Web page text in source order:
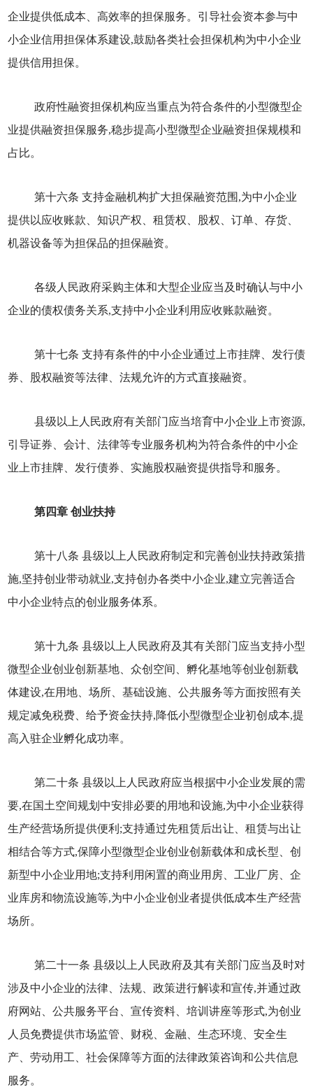
企业提供低成本、高效率的担保服务。引导社会资本参与中
小企业信用担保体系建设,鼓励各类社会担保机构为中小企业
提供信用担保。
政府性融资担保机构应当重点为符合条件的小型微型企
业提供融资担保服务,稳步提高小型微型企业融资担保规模和
占比。
第十六条 支持金融机构扩大担保融资范围,为中小企业
提供以应收账款、知识产权、租赁权、股权、订单、存货、
机器设备等为担保品的担保融资。
各级人民政府采购主体和大型企业应当及时确认与中小
企业的债权债务关系,支持中小企业利用应收账款融资。
第十七条 支持有条件的中小企业通过上市挂牌、发行债
券、股权融资等法律、法规允许的方式直接融资。
县级以上人民政府有关部门应当培育中小企业上市资源,
引导证券、会计、法律等专业服务机构为符合条件的中小企
业上市挂牌、发行债券、实施股权融资提供指导和服务。
第四章 创业扶持
第十八条 县级以上人民政府制定和完善创业扶持政策措
施,坚持创业带动就业,支持创办各类中小企业,建立完善适合
中小企业特点的创业服务体系。
第十九条 县级以上人民政府及其有关部门应当支持小型
微型企业创业创新基地、众创空间、孵化基地等创业创新载
体建设,在用地、场所、基础设施、公共服务等方面按照有关
规定减免税费、给予资金扶持,降低小型微型企业初创成本,提
高入驻企业孵化成功率。
第二十条 县级以上人民政府应当根据中小企业发展的需
要,在国土空间规划中安排必要的用地和设施,为中小企业获得
生产经营场所提供便利;支持通过先租赁后出让、租赁与出让
相结合等方式,保障小型微型企业创业创新载体和成长型、创
新型中小企业用地;支持利用闲置的商业用房、工业厂房、企
业库房和物流设施等,为中小企业创业者提供低成本生产经营
场所。
第二十一条 县级以上人民政府及其有关部门应当及时对
涉及中小企业的法律、法规、政策进行解读和宣传,并通过政
府网站、公共服务平台、宣传资料、培训讲座等形式,为创业
人员免费提供市场监管、财税、金融、生态环境、安全生
产、劳动用工、社会保障等方面的法律政策咨询和公共信息
服务。